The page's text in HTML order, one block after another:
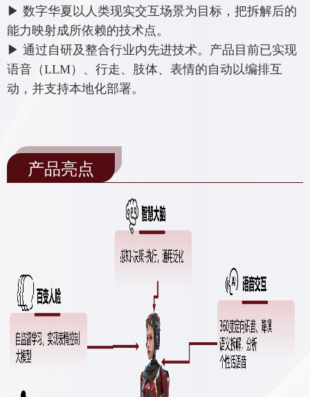
▶ 数字华夏以人类现实交互场景为目标，把拆解后的
能力映射成所依赖的技术点。
▶ 通过自研及整合行业内先进技术。产品目前已实现
语音（LLM）、行走、肢体、表情的自动以编排互
动，并支持本地化部署。
产品亮点